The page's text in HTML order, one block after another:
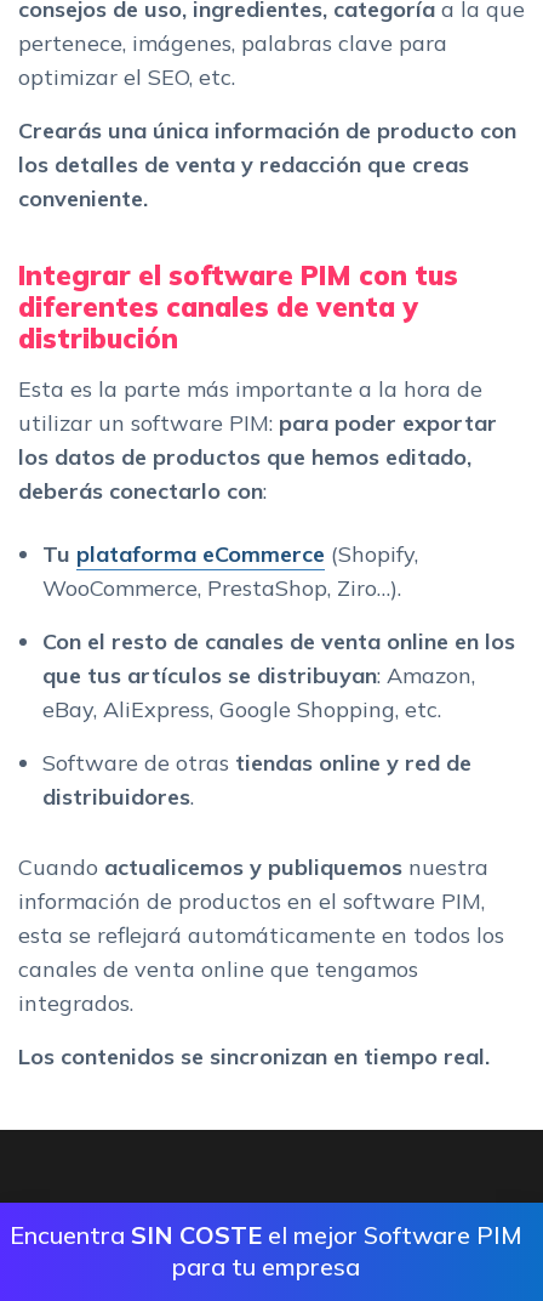
consejos de uso, ingredientes, categoría a la que
pertenece, imágenes, palabras clave para
optimizar el SEO, etc.
Crearás una única información de producto con
los detalles de venta y redacción que creas
conveniente.
Integrar el software PIM con tus
diferentes canales de venta y
distribución
Esta es la parte más importante a la hora de
utilizar un software PIM: para poder exportar
los datos de productos que hemos editado,
deberás conectarlo con:
Tu plataforma eCommerce (Shopify,
WooCommerce, PrestaShop, Ziro…).
Con el resto de canales de venta online en los
que tus artículos se distribuyan: Amazon,
eBay, AliExpress, Google Shopping, etc.
Software de otras tiendas online y red de
distribuidores.
Cuando actualicemos y publiquemos nuestra
información de productos en el software PIM,
esta se reflejará automáticamente en todos los
canales de venta online que tengamos
integrados.
Los contenidos se sincronizan en tiempo real.
Encuentra SIN COSTEel mejor Software PIM
para tu empresa